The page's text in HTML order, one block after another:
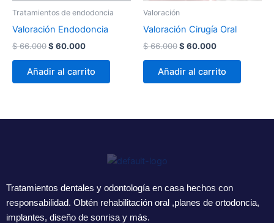
Tratamientos de endodoncia
Valoración Endodoncia
$66.000$ 60.000
Añadir al carrito
Valoración
Valoración Cirugía Oral
$66.000$ 60.000
Añadir al carrito
Tratamientos dentales y odontología en casa hechos con
responsabilidad. Obtén rehabilitación oral ,planes de ortodoncia,
implantes, diseño de sonrisa y más.